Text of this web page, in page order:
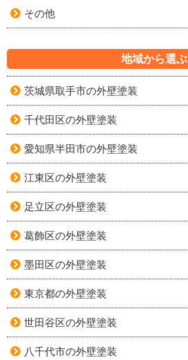
その他
地域から選ぶ
茨城県取手市の外壁塗装
千代田区の外壁塗装
愛知県半田市の外壁塗装
江東区の外壁塗装
足立区の外壁塗装
葛飾区の外壁塗装
墨田区の外壁塗装
東京都の外壁塗装
世田谷区の外壁塗装
八千代市の外壁塗装